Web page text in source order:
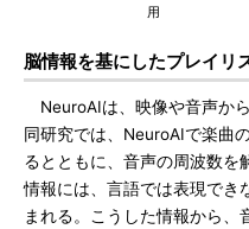
用
脳情報を基にしたプレイリ
NeuroAIは、映像や音声か
同研究では、NeuroAIで楽曲
るとともに、音声の周波数を
情報には、言語では表現でき
まれる。こうした情報から、